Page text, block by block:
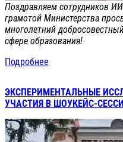
Поздравляем сотрудников
грамотой Министерства
многолетний
сфере образования!
Подробнее
ЭКСПЕРИМЕНТАЛЬНЫЕ
УЧАСТИЯ В ШОУКЕЙС-